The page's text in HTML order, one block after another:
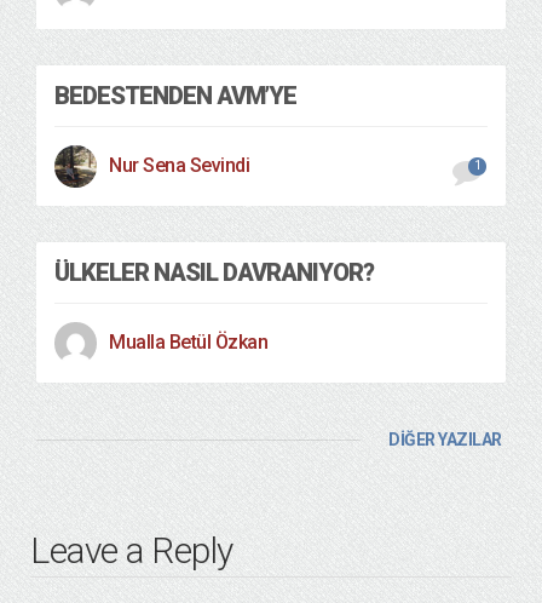
BEDESTENDEN AVM’YE
Nur Sena Sevindi 1
ÜLKELER NASIL DAVRANIYOR?
Mualla Betül Özkan
DİĞER YAZILAR
Leave a Reply